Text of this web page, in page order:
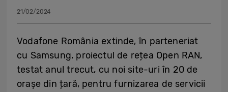
21/02/2024
Vodafone România extinde, în parteneriat
cu Samsung, proiectul de rețea Open RAN,
testat anul trecut, cu noi site-uri în 20 de
orașe din țară, pentru furnizarea de servicii